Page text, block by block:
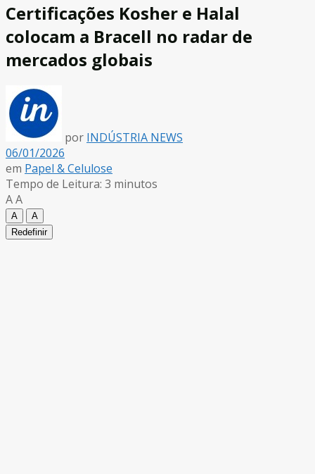
Certificações Kosher e Halal
colocam a Bracell no radar de
mercados globais
por INDÚSTRIA NEWS
06/01/2026
em Papel & Celulose
Tempo de Leitura: 3 minutos
AA
A
A
Redefinir